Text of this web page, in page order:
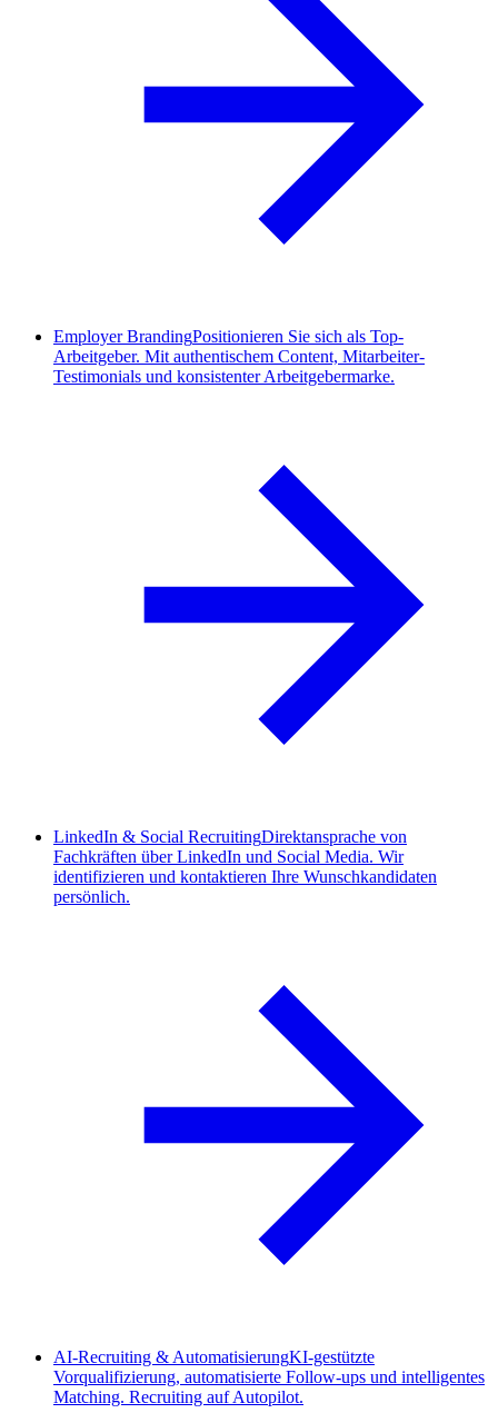
Employer BrandingPositionieren Sie sich als Top-
Arbeitgeber. Mit authentischem Content, Mitarbeiter-
Testimonials und konsistenter Arbeitgebermarke.
LinkedIn & Social RecruitingDirektansprache von
Fachkräften über LinkedIn und Social Media. Wir
identifizieren und kontaktieren Ihre Wunschkandidaten
persönlich.
AI-Recruiting & AutomatisierungKI-gestützte
Vorqualifizierung, automatisierte Follow-ups und intelligentes
Matching. Recruiting auf Autopilot.